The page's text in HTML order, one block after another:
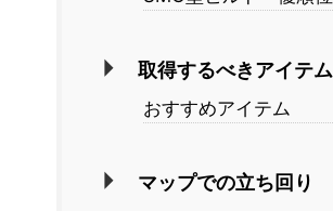
取得するべきアイテム
おすすめアイテム
マップでの立ち回り